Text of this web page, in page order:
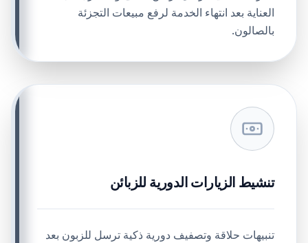
العناية بعد انتهاء الخدمة لرفع مبيعات التجزئة
بالصالون.
تنشيط الزيارات الدورية للزبائن
تنبيهات حلاقة وتصفيف دورية ذكية ترسل للزبون بعد